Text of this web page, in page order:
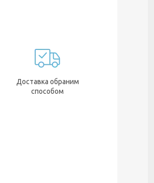
Доставка обраним
способом